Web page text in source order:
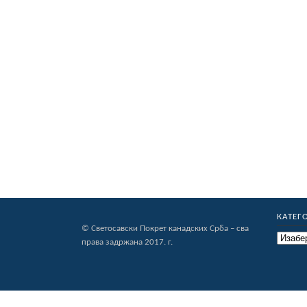
© Светосавски Покрет канадских Срба – сва
права задржана 2017. г.